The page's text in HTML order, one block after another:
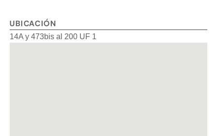
UBICACIÓN
14A y 473bis al 200 UF 1